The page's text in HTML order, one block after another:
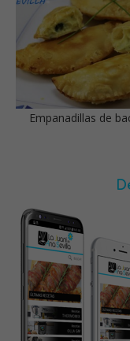
Empanadillas de